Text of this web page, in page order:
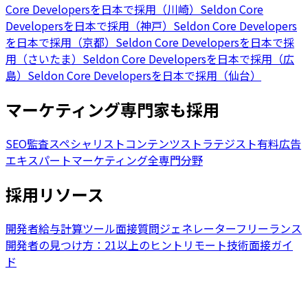
Core Developersを日本で採用（川崎） Seldon Core
Developersを日本で採用（神戸） Seldon Core Developers
を日本で採用（京都） Seldon Core Developersを日本で採
用（さいたま） Seldon Core Developersを日本で採用（広
島） Seldon Core Developersを日本で採用（仙台）
マーケティング専門家も採用
SEO監査スペシャリストコンテンツストラテジスト有料広告
エキスパートマーケティング全専門分野
採用リソース
開発者給与計算ツール面接質問ジェネレーターフリーランス
開発者の見つけ方：21以上のヒント リモート技術面接ガイ
ド